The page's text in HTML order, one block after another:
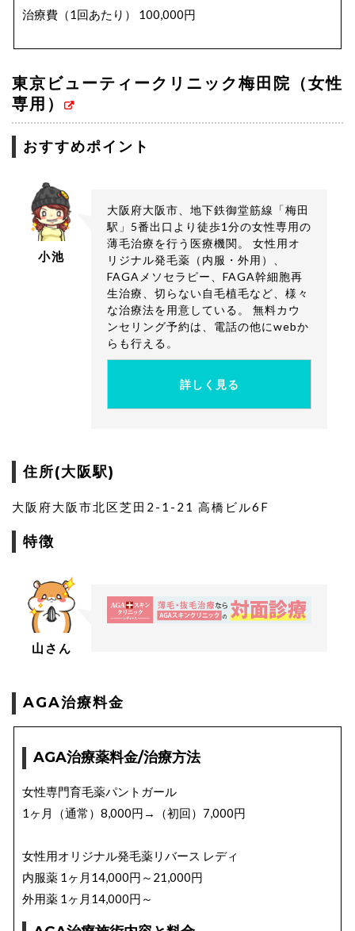
治療費（1回あたり） 100,000円
治療費（1回あたり） 140,000円
東京ビューティークリニック梅田院（女性
専用）
おすすめポイント
小池
大阪府大阪市、地下鉄御堂筋線「梅田
駅」5番出口より徒歩1分の女性専用の
薄毛治療を行う医療機関。 女性用オ
リジナル発毛薬（内服・外用）、
FAGAメソセラピー、FAGA幹細胞再
生治療、切らない自毛植毛など、様々
な治療法を用意している。 無料カウ
ンセリング予約は、電話の他にwebか
らも行える。
詳しく見る
住所(大阪駅)
大阪府大阪市北区芝田2-1-21 高橋ビル6F
特徴
山さん
AGA治療料金
AGA治療薬料金/治療方法
女性専門育毛薬パントガール
1ヶ月（通常）8,000円→（初回）7,000円
女性用オリジナル発毛薬リバース レディ
内服薬 1ヶ月14,000円～21,000円
外用薬 1ヶ月14,000円～